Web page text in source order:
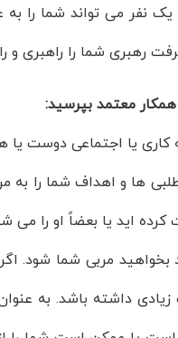
یک نفر می تواند شما را
رهبری شما را راهبری و
معتمد بپرسید:
کاری یا اجتماعی دوست
طلبی ها و اهداف شما را
کرده اید یا بعضاً او را می
بخواهید مربی شما شود.
زیادی داشته باشد. به